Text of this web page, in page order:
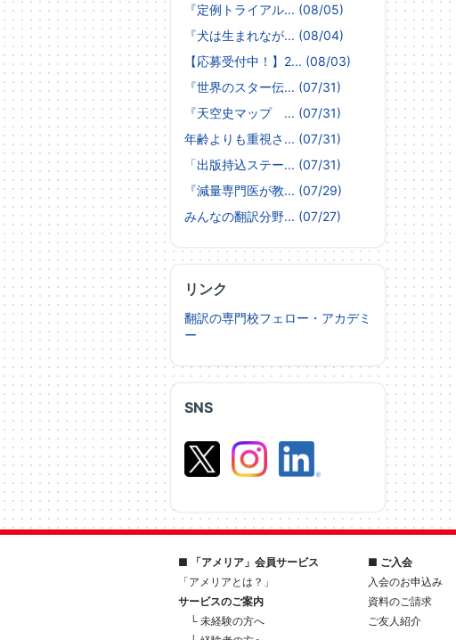
SNS
『定例トライアル... (08/05)
『犬は生まれなが... (08/04)
【応募受付中！】2... (08/03)
『世界のスター伝... (07/31)
『天空史マップ ... (07/31)
年齢よりも重視さ... (07/31)
「出版持込ステー... (07/31)
『減量専門医が教... (07/29)
みんなの翻訳分野... (07/27)
リンク
翻訳の専門校フェロー・アカデミ
ー
■ 「アメリア」会員サービス
「アメリアとは？」
サービスのご案内
└ 未経験の方へ
■ ご入会
入会のお申込み
資料のご請求
ご友人紹介